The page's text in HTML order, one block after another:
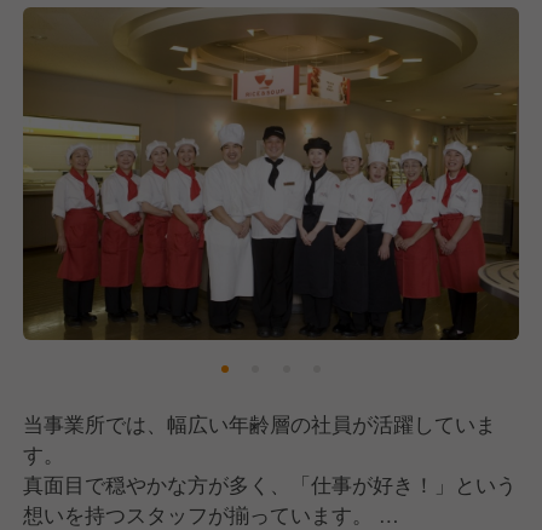
います。
私たちは食事を提供するだけではなく、その先にある
「笑顔」や「生きる活力」を提供することにありま
す。
これからもこの想いは忘れずに、たくさんの人たち
に“元気のもと”を届けてまいります！
そして現在は、私たちの想いに共感していただきなが
ら共に成長していける、新しい仲間の採用に注力中で
す！
当事業所では、幅広い年齢層の社員が活躍していま
す。
真面目で穏やかな方が多く、「仕事が好き！」という
想いを持つスタッフが揃っています。